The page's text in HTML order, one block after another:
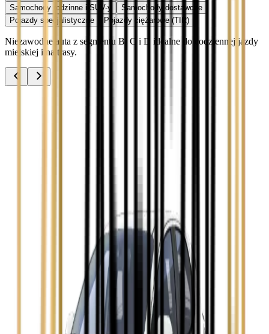
Samochody rodzinne i SUV-y
Samochody dostawcze
Pojazdy specjalistyczne
Pojazdy ciężarowe (TIR)
Niezawodne auta z segmentu B, C i D idealne do codziennej jazdy
miejskiej i na trasy.